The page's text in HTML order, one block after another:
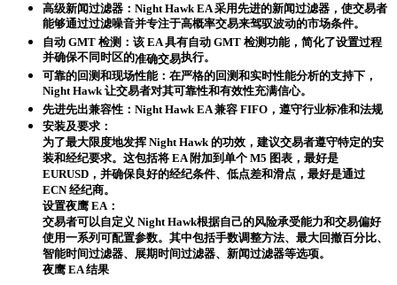
高级新闻过滤器：Night Hawk EA 采用先进的新闻过滤器，使交易者
能够通过过滤噪音并专注于高概率交易来驾驭波动的市场条件。
自动 GMT 检测：该 EA 具有自动 GMT 检测功能，简化了设置过程
并确保不同时区的准确交易执行。
可靠的回测和现场性能：在严格的回测和实时性能分析的支持下，
Night Hawk 让交易者对其可靠性和有效性充满信心。
先进先出兼容性：Night Hawk EA 兼容 FIFO，遵守行业标准和法规
安装及要求：
为了最大限度地发挥 Night Hawk 的功效，建议交易者遵守特定的安
装和经纪要求。这包括将 EA 附加到 单个 M5 图表 ，最好是
EURUSD，并确保良好的经纪条件、低点差和滑点，最好是通过
ECN 经纪商。
设置夜鹰 EA：
交易者可以自定义 Night Hawk根据自己的风险承受能力和交易偏好
使用一系列可配置参数。其中包括手数调整方法、最大回撤百分比、
智能时间过滤器、展期时间过滤器、新闻过滤器等选项。
夜鹰 EA 结果